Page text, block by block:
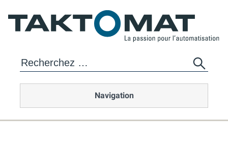
Navigation